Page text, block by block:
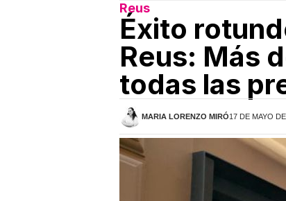
Reus
Éxito
Reus: Más
todas las
MARIA LORENZO MIRÓ17 DE MAYO